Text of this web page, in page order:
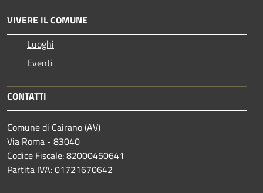
VIVERE IL COMUNE
Luoghi
Eventi
CONTATTI
Comune di Cairano (AV)
Via Roma - 83040
Codice Fiscale: 82000450641
Partita IVA: 01721670642